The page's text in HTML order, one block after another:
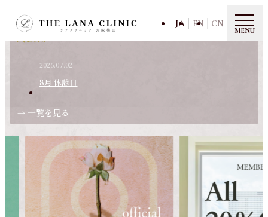
JA EN CN
MENU
News
2026.07.02
8月 休診日
一覧を見る